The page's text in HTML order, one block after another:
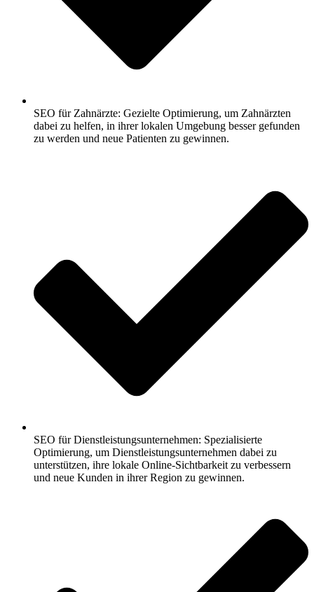
SEO für Zahnärzte: Gezielte Optimierung, um Zahnärzten
dabei zu helfen, in ihrer lokalen Umgebung besser gefunden
zu werden und neue Patienten zu gewinnen.
SEO für Dienstleistungsunternehmen: Spezialisierte
Optimierung, um Dienstleistungsunternehmen dabei zu
unterstützen, ihre lokale Online-Sichtbarkeit zu verbessern
und neue Kunden in ihrer Region zu gewinnen.